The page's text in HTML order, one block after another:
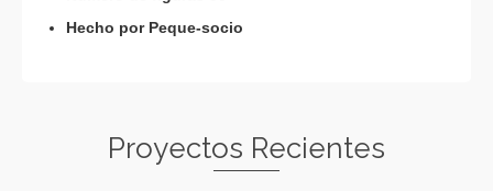
Hecho por Peque-socio
Proyectos Recientes